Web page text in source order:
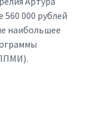
000 рублей
наибольшее